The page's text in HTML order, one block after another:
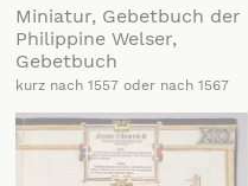
Miniatur, Gebetbuch der
Philippine Welser,
Gebetbuch
kurz nach 1557 oder nach 1567